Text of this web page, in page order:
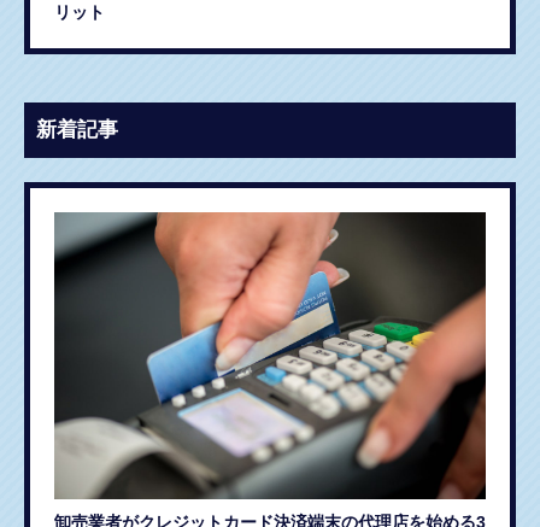
リット
新着記事
卸売業者がクレジットカード決済端末の代理店を始める3